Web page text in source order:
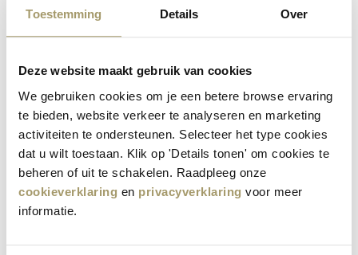
Toestemming Details Over
Deze website maakt gebruik van cookies
We gebruiken cookies om je een betere browse ervaring
te bieden, website verkeer te analyseren en marketing
activiteiten te ondersteunen. Selecteer het type cookies
dat u wilt toestaan. Klik op 'Details tonen' om cookies te
beheren of uit te schakelen. Raadpleeg onze
cookieverklaring en privacyverklaring voor meer
informatie.
willen genieten van een unieke kaas ervaring. Proef
bijvoorbeeld onze ambachtelijke
onveranderd is. Of ontdek de Edammer kaas met zijn
typerende korst en ietwat kruidige geur. Daarnaast hebben
we baby kaasjes van koeienmelk, geitenmelk en
schapenmelk verpakt in kleurrijke verpakkingen, elk met
een eigen unieke smaak. Van kruiden en knoflook tot truffel,
kokos en honing tijm, bij Henri Willig hebben we het
allemaal.
Biologische kazen